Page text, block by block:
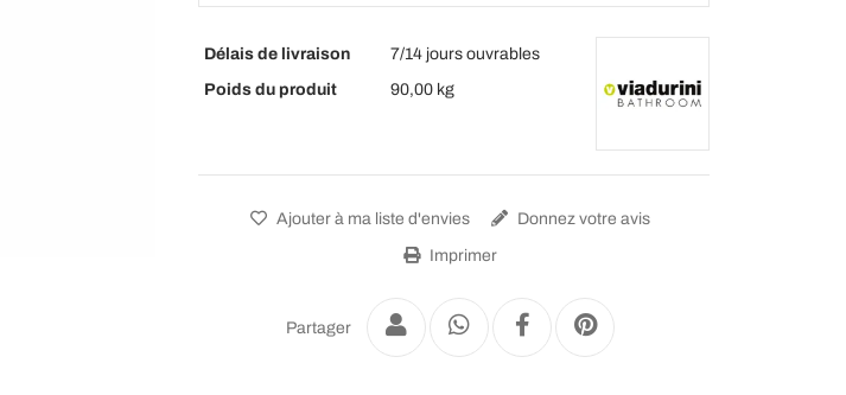
Délais de livraison
7/14 jours ouvrables
Poids du produit
90,00 kg
Ajouter à ma liste d'envies Donnez votre avis
Imprimer
Partager